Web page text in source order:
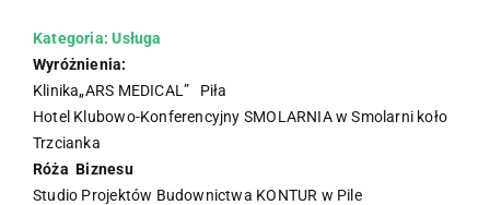
Kategoria: Usługa
Wyróżnienia:
Klinika„ARS MEDICAL” Piła
Hotel Klubowo-Konferencyjny SMOLARNIA w Smolarni koło
Trzcianka
Róża Biznesu
Studio Projektów Budownictwa KONTUR w Pile